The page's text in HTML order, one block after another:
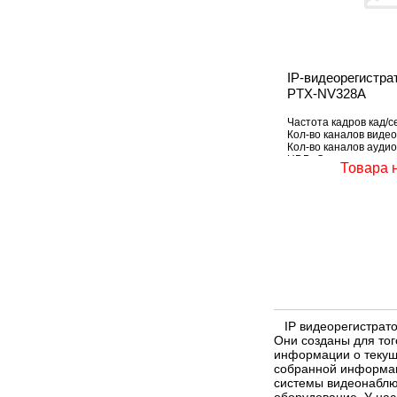
IP-
PTX-NV328A
Частота кадров кад/
Кол-во каналов
Кол-во каналов
HDD: Отсутствует
Товара
IP
Они созданы для
информации о
собранной
системы